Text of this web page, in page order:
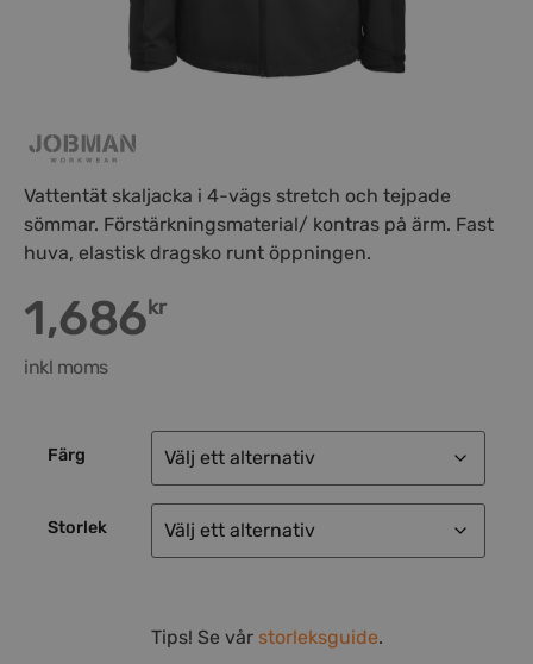
Vattentät skaljacka i 4-vägs stretch och tejpade
sömmar. Förstärkningsmaterial/ kontras på ärm. Fast
huva, elastisk dragsko runt öppningen.
1,686kr
inkl moms
Färg
Storlek
Tips! Se vår storleksguide.